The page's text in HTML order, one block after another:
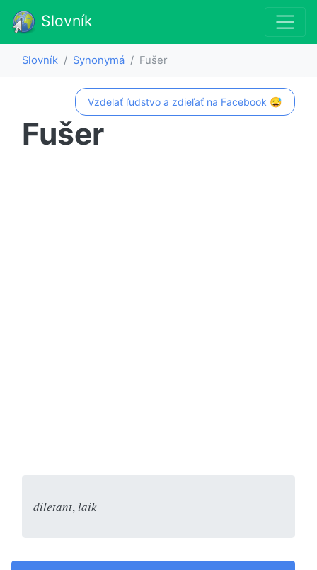
Slovník
Slovník Synonymá Fušer
Vzdelať ľudstvo a zdieľať na Facebook 😅
Fušer
diletant, laik